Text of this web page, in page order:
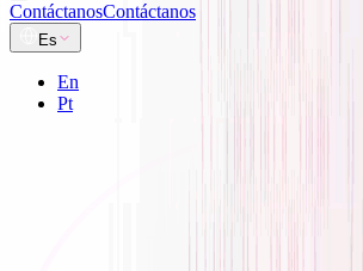
ContáctanosContáctanos
Es
En
Pt